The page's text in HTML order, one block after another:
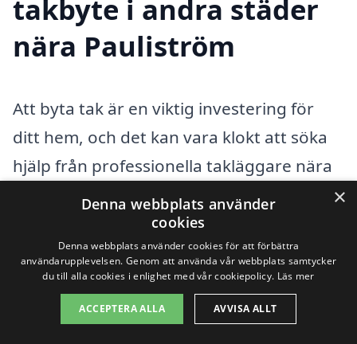
takbyte i andra städer
nära Pauliström
Att byta tak är en viktig investering för
ditt hem, och det kan vara klokt att söka
hjälp från professionella takläggare nära
Pauliström. Om du letar efter pålitliga
företag för takbyte i Pauliström, finns det
flera alternativ att överväga i de
närliggande städerna. Genom att jämföra
priser och tjänster mellan olika aktörer
×
Denna webbplats använder
cookies
Denna webbplats använder cookies för att förbättra
användarupplevelsen. Genom att använda vår webbplats samtycker
du till alla cookies i enlighet med vår cookiepolicy. Läs mer
ACCEPTERA ALLA AVVISA ALLT